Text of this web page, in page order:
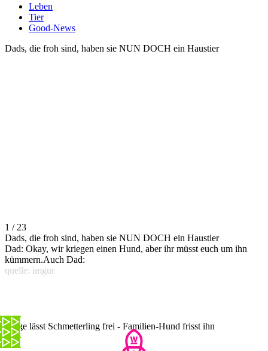
Leben
Tier
Good-News
Dads, die froh sind, haben sie NUN DOCH ein Haustier
1 / 23
Dads, die froh sind, haben sie NUN DOCH ein Haustier
Dad: Okay, wir kriegen einen Hund, aber ihr müsst euch um ihn
kümmern.Auch Dad:
quelle: imgur
Junge lässt Schmetterling frei - Familien-Hund frisst ihn